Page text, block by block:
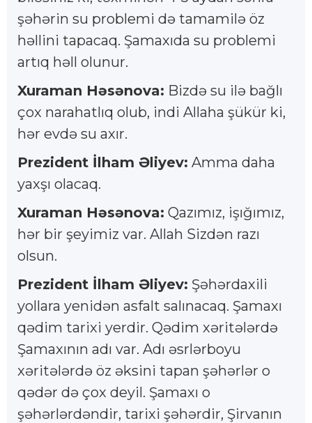
şəhərin su problemi də tamamilə öz
həllini tapacaq. Şamaxıda su problemi
artıq həll olunur.
Xuraman Həsənova: Bizdə su ilə bağlı
çox narahatlıq olub, indi Allaha şükür ki,
hər evdə su axır.
Prezident İlham Əliyev: Amma daha
yaxşı olacaq.
Xuraman Həsənova: Qazımız, işığımız,
hər bir şeyimiz var. Allah Sizdən razı
olsun.
Prezident İlham Əliyev: Şəhərdaxili
yollara yenidən asfalt salınacaq. Şamaxı
qədim tarixi yerdir. Qədim xəritələrdə
Şamaxının adı var. Adı əsrlərboyu
xəritələrdə öz əksini tapan şəhərlər o
qədər də çox deyil. Şamaxı o
şəhərlərdəndir, tarixi şəhərdir, Şirvanın